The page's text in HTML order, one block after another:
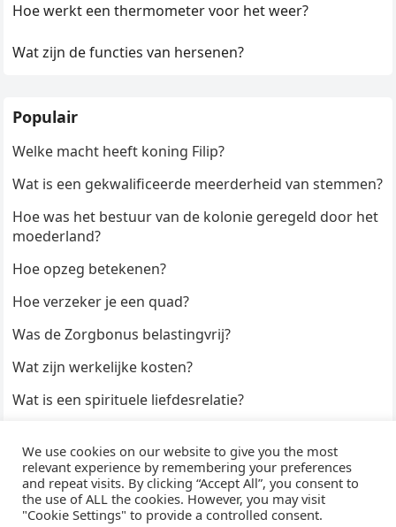
Hoe werkt een thermometer voor het weer?
Wat zijn de functies van hersenen?
Populair
Welke macht heeft koning Filip?
Wat is een gekwalificeerde meerderheid van stemmen?
Hoe was het bestuur van de kolonie geregeld door het
moederland?
Hoe opzeg betekenen?
Hoe verzeker je een quad?
Was de Zorgbonus belastingvrij?
Wat zijn werkelijke kosten?
Wat is een spirituele liefdesrelatie?
Hoe duur zijn Keukendeurtjes?
© 2026WijzeAntwoorden- Thema doorWPEnjoy· Aangedreven door
We use cookies on our website to give you the most
relevant experience by remembering your preferences
and repeat visits. By clicking “Accept All”, you consent to
the use of ALL the cookies. However, you may visit
"Cookie Settings" to provide a controlled consent.